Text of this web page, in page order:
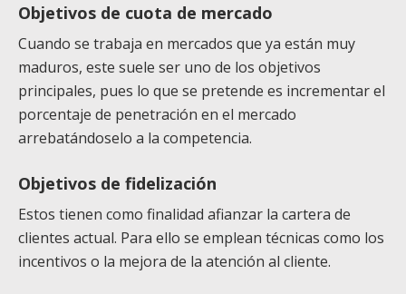
Objetivos de cuota de mercado
Cuando se trabaja en mercados que ya están muy
maduros, este suele ser uno de los objetivos
principales, pues lo que se pretende es incrementar el
porcentaje de penetración en el mercado
arrebatándoselo a la competencia.
Objetivos de fidelización
Estos tienen como finalidad afianzar la cartera de
clientes actual. Para ello se emplean técnicas como los
incentivos o la mejora de la atención al cliente.